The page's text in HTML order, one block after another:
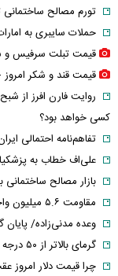
تورم مصالح ساختمانی تهران از ۱۰۰
حملات سایبری به
قیمت تبلت سرفیس و
قیمت قند و شکر
روایت فارن افرز از
کسی خواهد بود؟
تفاهم‌نامه احتمالی
علی‌اف خطاب به
بازار مصالح
مقاومت ۵.۶ میلیون واحدی شاخص کل شکسته شد + جدول
وعده مدنی‌زاده/ پایان
گرمای بالاتر از ۵۰ درجه از این تاریخ در خوزستان
چرا قیمت دلار